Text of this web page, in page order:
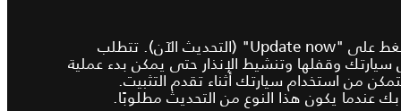
عندما تكون مستعدًا للبدء، اضغط على "Update now" (التحديث الآن). تتطلب
وقفلها وتنشيط الإنذار حتى يمكن بدء عملية
من استخدام سيارتك أثناء تقدم التثبيت.
عندما يكون هذا النوع من التحديث مطلوبًا.